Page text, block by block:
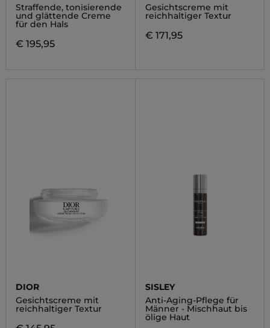
Straffende, tonisierende
und glättende Creme
für den Hals
€ 195,95
Gesichtscreme mit
reichhaltiger Textur
€ 171,95
DIOR
Gesichtscreme mit
reichhaltiger Textur
SISLEY
Anti-Aging-Pflege für
Männer - Mischhaut bis
ölige Haut